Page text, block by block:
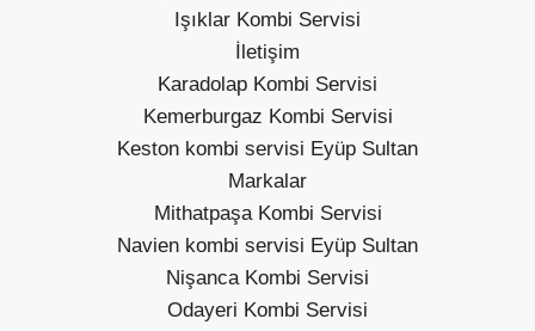
Işıklar Kombi Servisi
İletişim
Karadolap Kombi Servisi
Kemerburgaz Kombi Servisi
Keston kombi servisi Eyüp Sultan
Markalar
Mithatpaşa Kombi Servisi
Navien kombi servisi Eyüp Sultan
Nişanca Kombi Servisi
Odayeri Kombi Servisi